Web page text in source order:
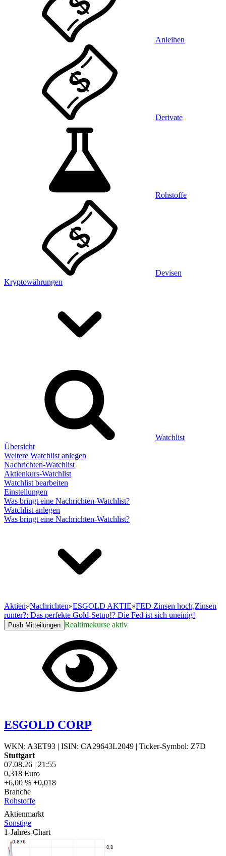
Anleihen
Derivate
Rohstoffe
Devisen
Kryptowährungen
Watchlist
Übersicht
Weitere Watchlist anlegen
Nachrichten-Watchlist
Aktienkurs-Watchlist
Watchlist bearbeiten
Einstellungen
Was bringt eine Nachrichten-Watchlist?
Watchlist anlegen
Was bringt eine Nachrichten-Watchlist?
Aktien»Nachrichten»ESGOLD AKTIE»FED Zinsen hoch,Zinsen
runter?: Das perfekte Gold-Setup!? Die Fed ist sich uneinig!
Push Mitteilungen Realtimekurse aktiv
ESGOLD CORP
WKN: A3ET93 | ISIN: CA29643L2049 | Ticker-Symbol: Z7D
Stuttgart
07.08.26 | 21:55
0,318 Euro
+6,00 % +0,018
Branche
Rohstoffe
Aktienmarkt
Sonstige
1-Jahres-Chart